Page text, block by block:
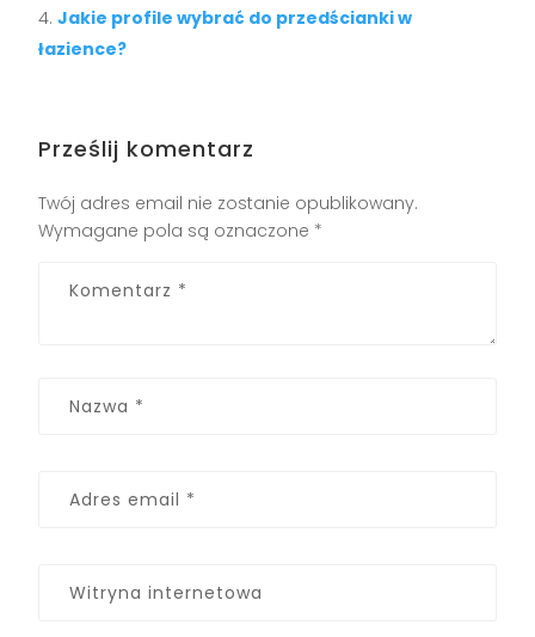
Jakie profile wybrać do przedścianki w
łazience?
Prześlij komentarz
Twój adres email nie zostanie opublikowany.
Wymagane pola są oznaczone *